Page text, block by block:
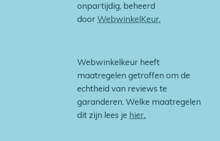
onpartijdig, beheerd
doorWebwinkelKeur.
Webwinkelkeur heeft
maatregelen getroffen om de
echtheid van reviews te
garanderen. Welke maatregelen
dit zijn lees je hier.